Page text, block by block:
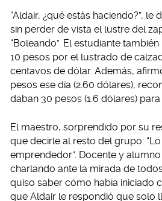
“Aldair, ¿qué estás haciendo?”, le
sin perder de vista el lustre del
“Boleando”. El estudiante
10 pesos por el lustrado de
centavos de dólar. Además,
pesos ese día (2.60 dólares),
daban 30 pesos (1.6 dólares) para
El maestro, sorprendido por su
que decirle al resto del grupo:
emprendedor”. Docente y
charlando ante la mirada de
quiso saber cómo había iniciado
que Aldair le respondió que solo